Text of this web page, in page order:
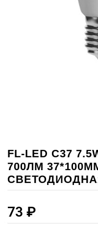
FL-LED C37
700ЛМ
73 ₽